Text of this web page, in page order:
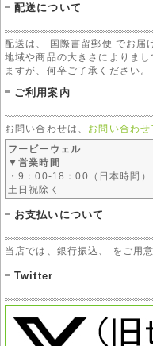
配送について
配送は、 国際書留郵便 でお届
地域や商品の大きさによりま
ますが、何卒ご了承ください。
ご利用案内
お問い合わせは、 お問い合わせ
フービーウェル
▼営業時間
・9：00-18：00（日本時間）
土日祝除く
お支払いについて
当店では、銀行振込、 をご用
Twitter